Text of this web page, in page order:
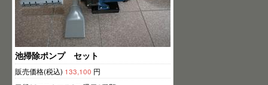
池掃除ポンプ セット
販売価格(税込) 133,100 円